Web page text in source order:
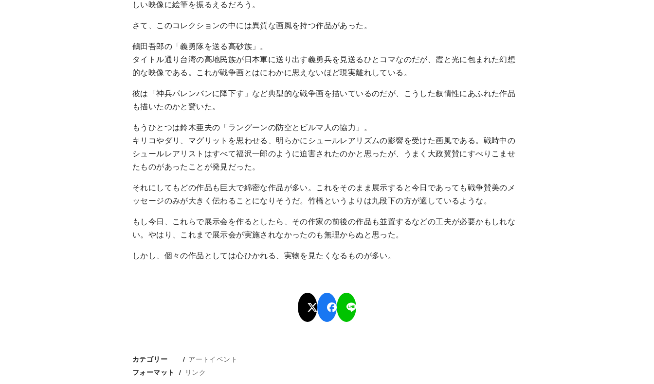
しい映像に絵筆を振るえるだろう。
さて、このコレクションの中には異質な画風を持つ作品があった。
鶴田吾郎の「義勇隊を送る高砂族」。
タイトル通り台湾の高地民族が日本軍に送り出す義勇兵を見送るひとコマなのだが、霞と光に包まれた幻想
的な映像である。これが戦争画とはにわかに思えないほど現実離れしている。
彼は「神兵パレンバンに降下す」など典型的な戦争画を描いているのだが、こうした叙情性にあふれた作品
も描いたのかと驚いた。
もうひとつは鈴木亜夫の「ラングーンの防空とビルマ人の協力」。
キリコやダリ、マグリットを思わせる、明らかにシュールレアリズムの影響を受けた画風である。戦時中の
シュールレアリストはすべて福沢一郎のように迫害されたのかと思ったが、うまく大政翼賛にすべりこませ
たものがあったことが発見だった。
それにしてもどの作品も巨大で綿密な作品が多い。これをそのまま展示すると今日であっても戦争賛美のメ
ッセージのみが大きく伝わることになりそうだ。竹橋というよりは九段下の方が適しているような。
もし今日、これらで展示会を作るとしたら、その作家の前後の作品も並置するなどの工夫が必要かもしれな
い。やはり、これまで展示会が実施されなかったのも無理からぬと思った。
しかし、個々の作品としては心ひかれる、実物を見たくなるものが多い。
カテゴリー アートイベント
フォーマット リンク